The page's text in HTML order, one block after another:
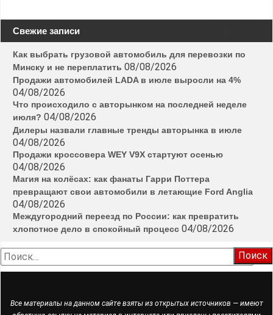
Свежие записи
Как выбрать грузовой автомобиль для перевозки по
Минску и не переплатить 08/08/2026
Продажи автомобилей LADA в июле выросли на 4%
04/08/2026
Что происходило с авторынком на последней неделе
июля? 04/08/2026
Дилеры назвали главные тренды авторынка в июле
04/08/2026
Продажи кроссовера WEY V9X стартуют осенью
04/08/2026
Магия на колёсах: как фанаты Гарри Поттера
превращают свои автомобили в летающие Ford Anglia
04/08/2026
Междугородний переезд по России: как превратить
хлопотное дело в спокойный процесс 04/08/2026
Найти:
Все материалы на данном сайте взяты из открытых источников — имеют